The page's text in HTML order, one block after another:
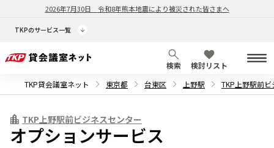
2026年7月30日 令和8年熊本地震により被災された皆さまへ
TKPのサービス一覧
検索
検討リスト
TKP貸会議室ネット
東京都 台東区 上野駅 TKP上野駅前
TKP上野駅前ビジネスセンター
オプションサービス